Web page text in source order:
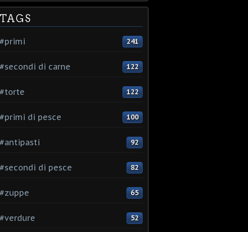
TAGS
#primi 241
#secondi di carne 122
#torte 122
#primi di pesce 100
#antipasti 92
#secondi di pesce 82
#zuppe 65
#verdure 52